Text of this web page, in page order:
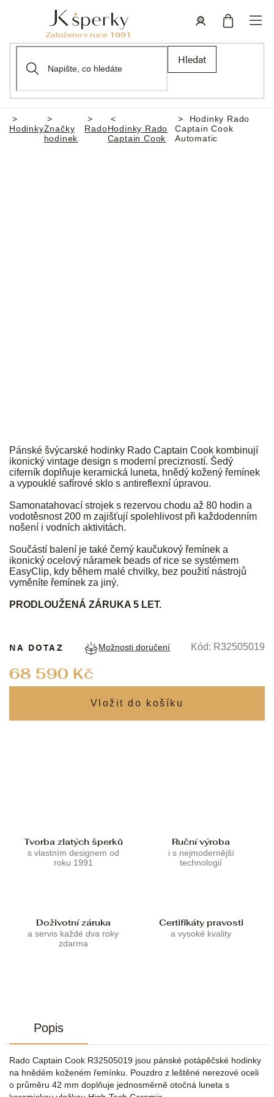
Hledat
Domů
HodinkyZnačky
hodinek
RadoHodinky Rado
Captain Cook
Hodinky Rado
Captain Cook
Automatic
Pánské švýcarské hodinky Rado Captain Cook kombinují
ikonický vintage design s moderní precizností. Šedý
ciferník doplňuje keramická luneta, hnědý kožený řemínek
a vypouklé safírové sklo s antireflexní úpravou.
Samonatahovací strojek s rezervou chodu až 80 hodin a
vodotěsnost 200 m zajišťují spolehlivost při každodenním
nošení i vodních aktivitách.
Součástí balení je také černý kaučukový řemínek a
ikonický ocelový náramek beads of rice se systémem
EasyClip, kdy během malé chvilky, bez použití nástrojů
vyměníte řemínek za jiný.
PRODLOUŽENÁ ZÁRUKA 5 LET.
68 590 Kč
NA DOTAZ Možnosti doručení Kód: R32505019
Tvorba zlatých šperků
s vlastním designem od
roku 1991
Ruční výroba
i s nejmodernější
technologií
Doživotní záruka
a servis každé dva roky
zdarma
Certifikáty pravosti
a vysoké kvality
Popis
Rado Captain Cook R32505019 jsou pánské potápěčské hodinky
na hnědém koženém řemínku. Pouzdro z leštěné nerezové oceli
o průměru 42 mm doplňuje jednosměrně otočná luneta s